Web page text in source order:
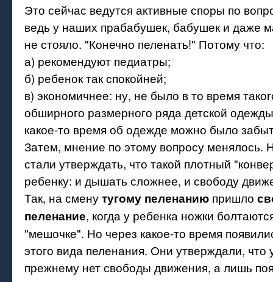
Это сейчас ведутся активные споры по
ведь у наших прабабушек, бабушек и даже
не стояло. "Конечно пеленать!" Потому что:
а) рекомендуют педиатры;
б) ребенок так спокойней;
в) экономичнее: ну, не было в то время
обширного размерного ряда детской
какое-то время об одежде можно было
Затем, мнение по этому вопросу менялось.
стали утверждать, что такой плотный
ребенку: и дышать сложнее, и свободу
Так, на сменутугому пеленанию пришло
пеленание, когда у ребенка ножки
"мешочке". Но через какое-то время
этого вида пеленания. Они утверждали,
прежнему нет свободы движения, а лишь